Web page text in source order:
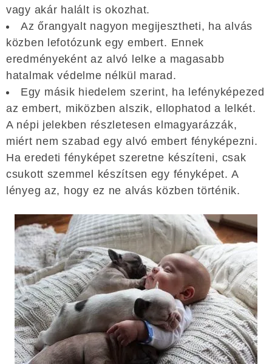
vagy akár halált is okozhat.
Az őrangyalt nagyon megijesztheti, ha alvás
közben lefotózunk egy embert. Ennek
eredményeként az alvó lelke a magasabb
hatalmak védelme nélkül marad.
Egy másik hiedelem szerint, ha lefényképezed
az embert, miközben alszik, ellophatod a lelkét.
A népi jelekben részletesen elmagyarázzák,
miért nem szabad egy alvó embert fényképezni.
Ha eredeti fényképet szeretne készíteni, csak
csukott szemmel készítsen egy fényképet. A
lényeg az, hogy ez ne alvás közben történik.